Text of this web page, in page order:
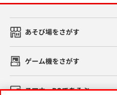
あそび場をさがす
ゲーム機をさがす
スマホ・PCであそぶ